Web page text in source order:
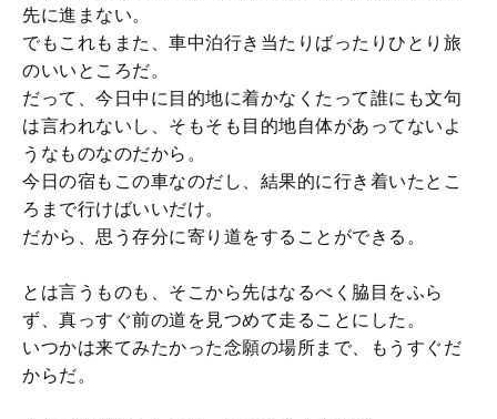
先に進まない。
でもこれもまた、車中泊行き当たりばったりひとり旅
のいいところだ。
だって、今日中に目的地に着かなくたって誰にも文句
は言われないし、そもそも目的地自体があってないよ
うなものなのだから。
今日の宿もこの車なのだし、結果的に行き着いたとこ
ろまで行けばいいだけ。
だから、思う存分に寄り道をすることができる。
とは言うものも、そこから先はなるべく脇目をふら
ず、真っすぐ前の道を見つめて走ることにした。
いつかは来てみたかった念願の場所まで、もうすぐだ
からだ。